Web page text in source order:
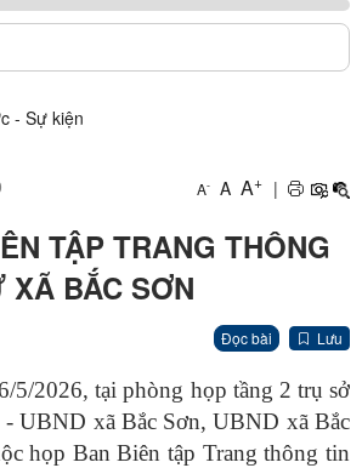
- Sự kiện
A- A A+ |
TẬP TRANG THÔNG
BẮC SƠN
Đọc bài Lưu
5/2026, tại phòng họp tầng 2 trụ sở
UBND xã Bắc Sơn, UBND xã Bắc
họp Ban Biên tập Trang thông tin